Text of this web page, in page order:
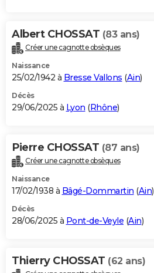
Carte de Noël
Carte Bonne année
Carte Saint-Valentin
Carte Pâques
Carte d'anniversaire
DICTIONNAIRE
Dictionnaire
Biographies
Citations
Expressions
Proverbes
PROGRAMME TV
S'inscrire
Se connecter
Lycées
Collèges
Primaires
Universités
Entreprises
Service militaire
Avis de recherche
AVIS DE DÉCÈS
Bricolage
Lifestyle
Culture
Sport
Auto
Television
Voyage
Cinema
Albert CHOSSAT (83 ans)
Créer une cagnotte obsèques
Naissance
25/02/1942 à Bresse Vallons (Ain)
Décès
29/06/2025 à Lyon (Rhône)
Pierre CHOSSAT (87 ans)
Créer une cagnotte obsèques
Naissance
17/02/1938 à Bâgé-Dommartin (Ain)
Décès
28/06/2025 à Pont-de-Veyle (Ain)
Thierry CHOSSAT (62 ans)